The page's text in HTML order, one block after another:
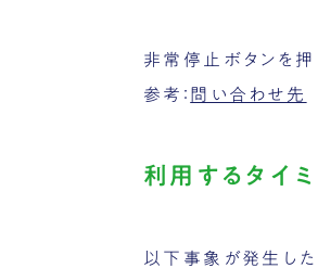
非常停止ボタンを
参考： 問い合わせ先
利用するタイ
以下事象が発生し